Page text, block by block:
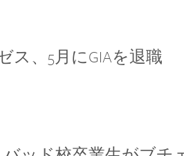
ス、5月にGIAを退職